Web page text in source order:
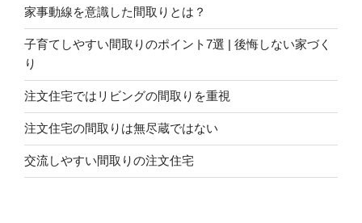
家事動線を意識した間取りとは？
子育てしやすい間取りのポイント7選 | 後悔しない家づく
り
注文住宅ではリビングの間取りを重視
注文住宅の間取りは無尽蔵ではない
交流しやすい間取りの注文住宅